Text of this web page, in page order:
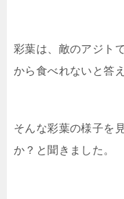
彩葉は、敵のアジト
から食べれないと答
そんな彩葉の様子を
か？と聞きました。